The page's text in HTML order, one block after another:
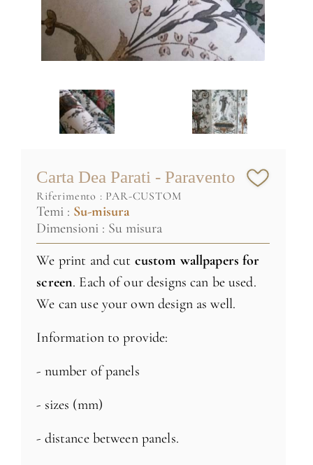
Carta Dea Parati - Paravento
riferimento : PAR-CUSTOM
Temi : Su-misura
Dimensioni : Su misura
We print and cut custom wallpapers for
screen. Each of our designs can be used.
We can use your own design as well.
Information to provide:
- number of panels
- sizes (mm)
- distance between panels.